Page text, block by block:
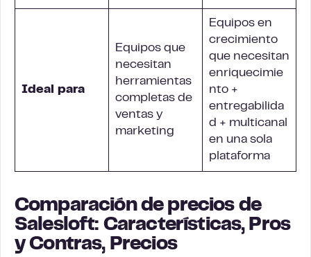
Ideal para
Equipos que
necesitan
herramientas
completas de
ventas y
marketing
Equipos en
crecimiento
que necesitan
enriquecimie
nto +
entregabilida
d + multicanal
en una sola
plataforma
Comparación de precios de
Salesloft: Características, Pros
y Contras, Precios